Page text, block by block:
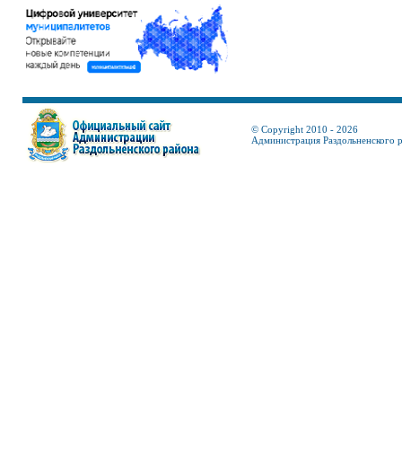
© Copyright 2010 - 2026
Администрация Раздольненского